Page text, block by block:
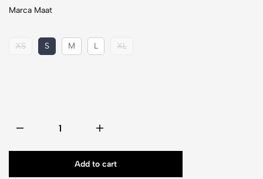
Marca Maat
XS S M L XL
Add to cart